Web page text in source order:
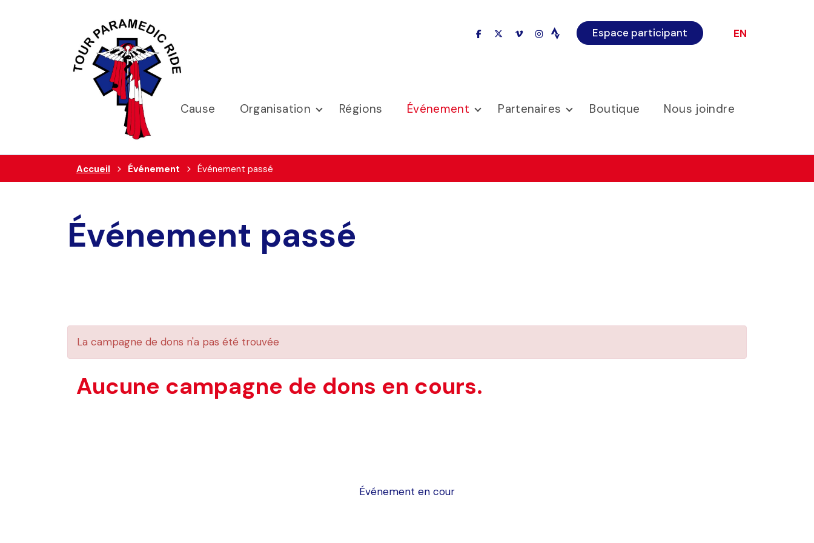
facebookx-twittervimeoinstagram Espace participant EN
Cause Organisation Régions Événement Partenaires Boutique Nous joindre
Accueil Événement Événement passé
Événement passé
La campagne de dons n'a pas été trouvée
Aucune campagne de dons en cours.
Événement en cour